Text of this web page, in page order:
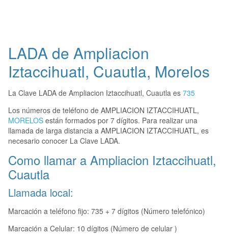
LADA de Ampliacion
Iztaccihuatl, Cuautla, Morelos
La Clave LADA de Ampliacion Iztaccihuatl, Cuautla es 735
Los números de teléfono de AMPLIACION IZTACCIHUATL,
MORELOS están formados por 7 dígitos. Para realizar una
llamada de larga distancia a AMPLIACION IZTACCIHUATL, es
necesario conocer La Clave LADA.
Como llamar a Ampliacion Iztaccihuatl,
Cuautla
Llamada local:
Marcación a teléfono fijo: 735 + 7 dígitos (Número telefónico)
Marcación a Celular: 10 dígitos (Número de celular )